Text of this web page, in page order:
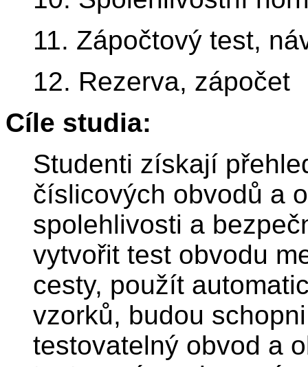
11. Zápočtový test,
12. Rezerva, zápočet
Cíle studia:
Studenti získají
číslicových obvodů a
spolehlivosti a
vytvořit test obvodu
cesty, použít
vzorků, budou
testovatelný obvod a